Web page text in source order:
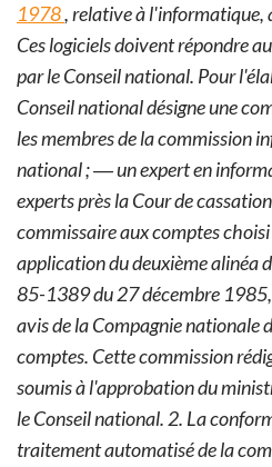
1978, relative à l'informatique,
Ces logiciels doivent répondre
par le Conseil national. Pour
Conseil national désigne une
les membres de la commission
national ;― un expert en
experts près la Cour de
commissaire aux comptes
application du deuxième alinéa
85-1389 du 27 décembre
avis de la Compagnie nationale
comptes. Cette commission
soumis à l'approbation du
le Conseil national. 2. La
traitement automatisé de la